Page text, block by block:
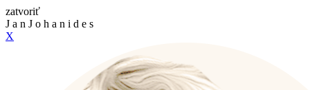
zatvoriť
J a n J o h a n i d e s
X